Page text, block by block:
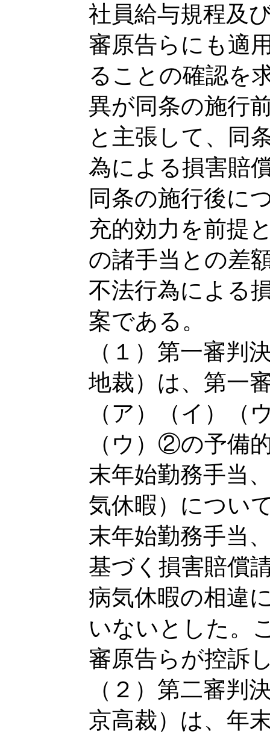
社員給与規程及
審原告らにも適
ることの確認を
異が同条の施行
と主張して、同
為による損害賠
同条の施行後に
充的効力を前提
の諸手当との差
不法行為による
案である。
（１）第一審判
地裁）は、第一
（ア）（イ）（
（ウ）②の予備
末年始勤務手当
気休暇）につい
末年始勤務手当
基づく損害賠償
病気休暇の相違
いないとした。
審原告らが控訴
（２）第二審判
京高裁）は、年